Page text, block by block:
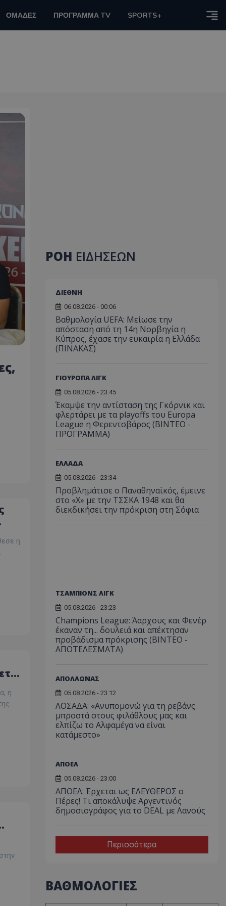
ΟΜΑΔΕΣ ΠΡΟΓΡΑΜΜΑ TV SPORTS+
η
η
ΡΟΗ ΕΙΔΗΣΕΩΝ
ΔΙΕΘΝΗ
06.08.2026 - 00:06
Βαθμολογία UEFA: Μείωσε την
απόσταση από τη 14η Νορβηγία η
Κύπρος, έχασε την ευκαιρία η Ελλάδα
(ΠΙΝΑΚΑΣ)
ΓΙΟΥΡΟΠΑ ΛΙΓΚ
05.08.2026 - 23:45
Έκαμψε την αντίσταση της Γκόρνικ και
φλερτάρει με τα playoffs του Europa
League η Φερεντσβάρος (ΒΙΝΤΕΟ -
ΠΡΟΓΡΑΜΜΑ)
ΕΛΛΑΔΑ
05.08.2026 - 23:34
Προβλημάτισε ο Παναθηναϊκός, έμεινε
στο «Χ» με την ΤΣΣΚΑ 1948 και θα
διεκδικήσει την πρόκριση στη Σόφια
ΤΣΑΜΠΙΟΝΣ ΛΙΓΚ
05.08.2026 - 23:23
Champions League: Άαρχους και Φενέρ
έκαναν τη... δουλειά και απέκτησαν
προβάδισμα πρόκρισης (ΒΙΝΤΕΟ -
ΑΠΟΤΕΛΕΣΜΑΤΑ)
ΑΠΟΛΛΩΝΑΣ
05.08.2026 - 23:12
ΛΟΣΑΔΑ: «Ανυπομονώ για τη ρεβάνς
μπροστά στους φιλάθλους μας και
ελπίζω το Αλφαμέγα να είναι
κατάμεστο»
ΑΠΟΕΛ
05.08.2026 - 23:00
ΑΠΟΕΛ: Έρχεται ως ΕΛΕΥΘΕΡΟΣ ο
Πέρες! Τι αποκάλυψε Αργεντινός
δημοσιογράφος για το DEAL με Λανούς
Περισσότερα
ΒΑΘΜΟΛΟΓΙΕΣ